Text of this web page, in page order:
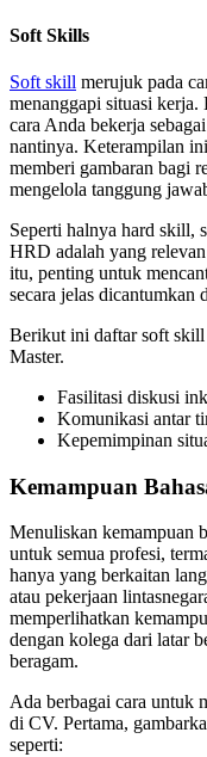
Soft Skills
Soft skill merujuk pada
menanggapi situasi
cara Anda bekerja
nantinya. Keterampilan
memberi gambaran bagi
mengelola tanggung
Seperti halnya hard skill,
HRD adalah yang
itu, penting untuk
secara jelas dicantumkan
Berikut ini daftar soft
Master.
Fasilitasi diskusi
Komunikasi antar
Kepemimpinan
Kemampuan
Menuliskan kemampuan
untuk semua profesi,
hanya yang berkaitan
atau pekerjaan
memperlihatkan
dengan kolega dari latar
beragam.
Ada berbagai cara untuk
di CV. Pertama,
seperti: